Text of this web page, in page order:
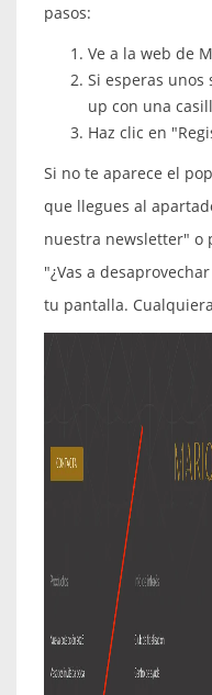
pasos:
Ve a la web de
Si esperas unos
up con una
Haz clic en
Si no te aparece el
que llegues al
nuestra newsletter" o
"¿Vas a
tu pantalla.